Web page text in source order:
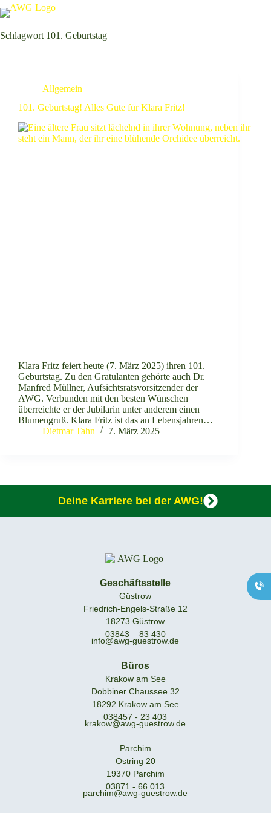
Schlagwort 101. Geburtstag
Allgemein
101. Geburtstag! Alles Gute für Klara Fritz!
Klara Fritz feiert heute (7. März 2025) ihren 101.
Geburtstag. Zu den Gratulanten gehörte auch Dr.
Manfred Müllner, Aufsichtsratsvorsitzender der
AWG. Verbunden mit den besten Wünschen
überreichte er der Jubilarin unter anderem einen
Blumengruß. Klara Fritz ist das an Lebensjahren…
Dietmar Tahn
7. März 2025
Deine Karriere bei der AWG!
Geschäftsstelle
Güstrow
Friedrich-Engels-Straße 12
18273 Güstrow
03843 – 83 430
info@awg-guestrow.de
Büros
Krakow am See
Dobbiner Chaussee 32
18292 Krakow am See
038457 - 23 403
krakow@awg-guestrow.de
Parchim
Ostring 20
19370 Parchim
03871 - 66 013
parchim@awg-guestrow.de
0171 - 83 43 110
038457 - 23 403
03871 - 66 013